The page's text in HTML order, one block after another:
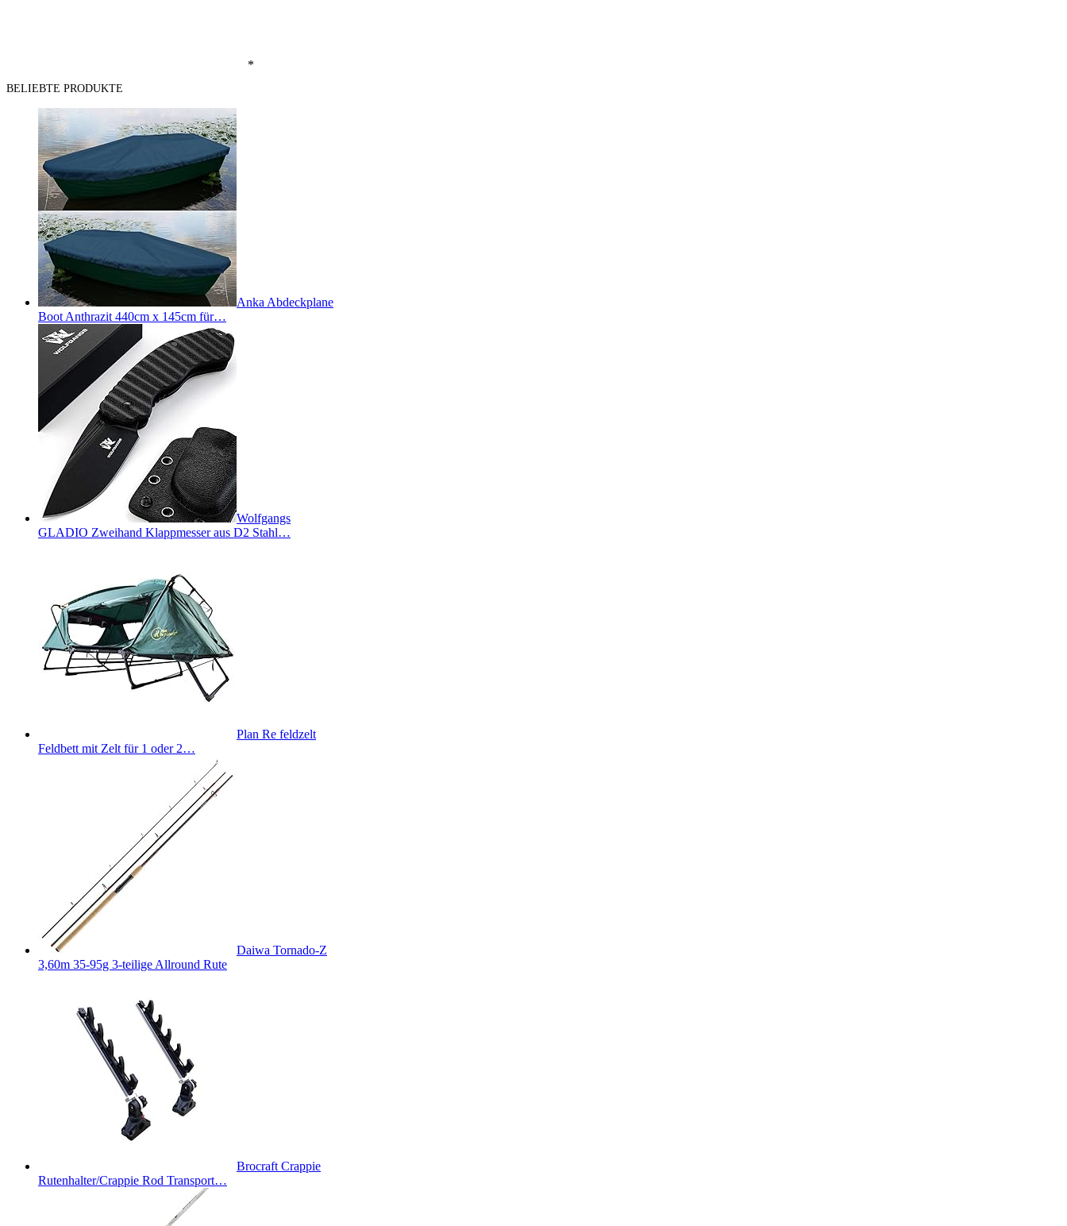
*
BELIEBTE PRODUKTE
Anka Abdeckplane
Boot Anthrazit 440cm x 145cm für…
Wolfgangs
GLADIO Zweihand Klappmesser aus D2 Stahl…
Plan Re feldzelt
Feldbett mit Zelt für 1 oder 2…
Daiwa Tornado-Z
3,60m 35-95g 3-teilige Allround Rute
Brocraft Crappie
Rutenhalter/Crappie Rod Transport…